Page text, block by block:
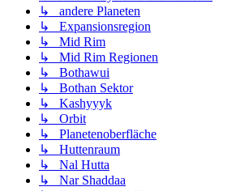
↳ andere Planeten
↳ Expansionsregion
↳ Mid Rim
↳ Mid Rim Regionen
↳ Bothawui
↳ Bothan Sektor
↳ Kashyyyk
↳ Orbit
↳ Planetenoberfläche
↳ Huttenraum
↳ Nal Hutta
↳ Nar Shaddaa